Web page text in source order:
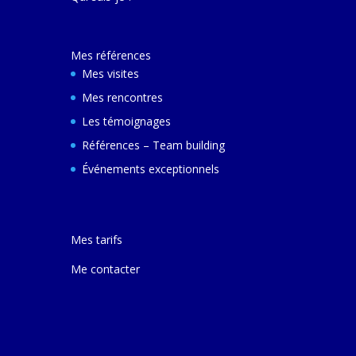
Mes références
Mes visites
Mes rencontres
Les témoignages
Références – Team building
Événements exceptionnels
Mes tarifs
Me contacter